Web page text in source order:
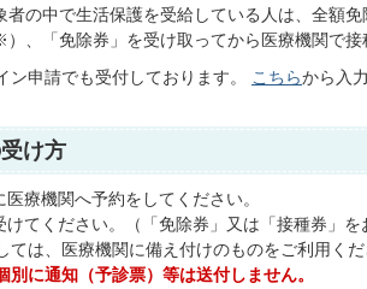
者の中で生活保護を受給している人は、全額
）、「免除券」を受け取ってから医療機関で接
ン申請でも受付しております。
こちらから入
け方
医療機関へ予約をしてください。
けてください。（「免除券」又は「接種券」
ては、医療機関に備え付けのものをご利用くだ
別に通知（予診票）等は送付しません。